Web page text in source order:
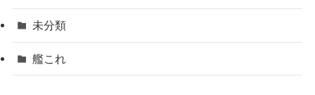
未分類
艦これ